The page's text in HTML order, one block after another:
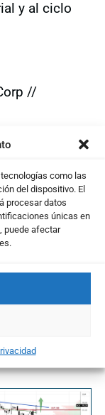
como las
del dispositivo. El
procesar datos
únicas en
puede afectar
y al ciclo
//
es
Suscritos
parte de